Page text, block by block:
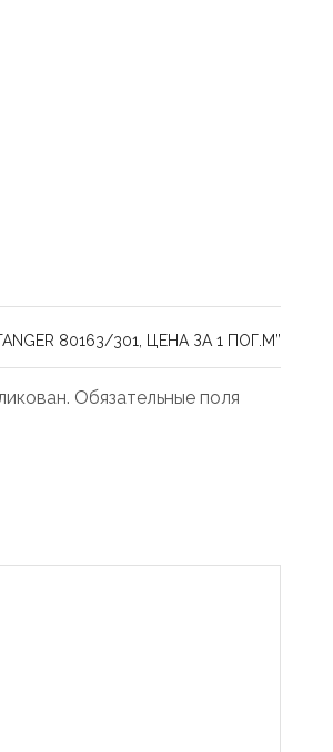
80163/301, ЦЕНА ЗА 1 ПОГ.М”
Обязательные поля